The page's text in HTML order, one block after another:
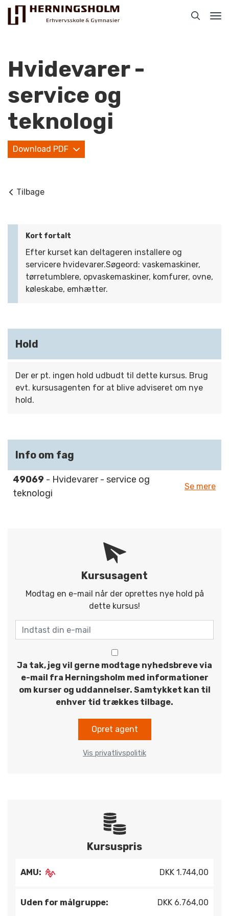
Praktisk
For beskæftigede
Kontakt
Hvidevarer -
service og
teknologi
Download PDF
Tilbage
Kort fortalt
Efter kurset kan deltageren installere og
servicere hvidevarer.Søgeord: vaskemaskiner,
tørretumblere, opvaskemaskiner, komfurer, ovne,
køleskabe, emhætter.
Hold
Der er pt. ingen hold udbudt til dette kursus. Brug
evt. kursusagenten for at blive adviseret om nye
hold.
Info om fag
49069 - Hvidevarer - service og
teknologi
Se mere
Kursusagent
Modtag en e-mail når der oprettes nye hold på
dette kursus!
Ja tak, jeg vil gerne modtage nyhedsbreve via
e-mail fra Herningsholm med informationer
om kurser og uddannelser. Samtykket kan til
enhver tid trækkes tilbage.
Opret agent
Vis privatlivspolitik
Kursuspris
AMU: DKK 1.744,00
Uden for målgruppe: DKK 6.764,00